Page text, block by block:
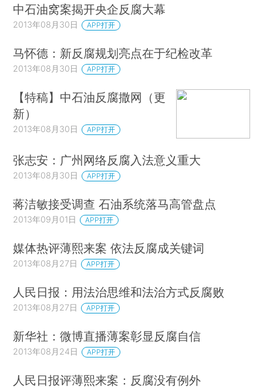
中石油窝案揭开央企反腐大幕
2013年08月30日 APP打开
马怀德：新反腐规划亮点在于纪检改革
2013年08月30日 APP打开
【特稿】中石油反腐撒网（更
新）
2013年08月30日 APP打开
张志安：广州网络反腐入法意义重大
2013年08月30日 APP打开
蒋洁敏接受调查 石油系统落马高管盘点
2013年09月01日 APP打开
媒体热评薄熙来案 依法反腐成关键词
2013年08月27日 APP打开
人民日报：用法治思维和法治方式反腐败
2013年08月27日 APP打开
新华社：微博直播薄案彰显反腐自信
2013年08月24日 APP打开
人民日报评薄熙来案：反腐没有例外